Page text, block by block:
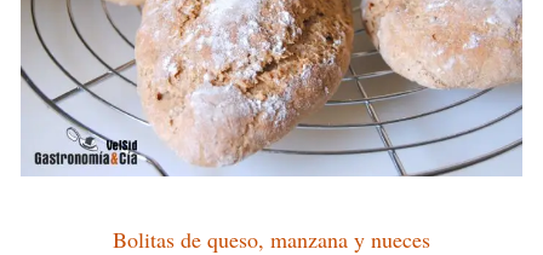
Bolitas de queso, manzana y nueces